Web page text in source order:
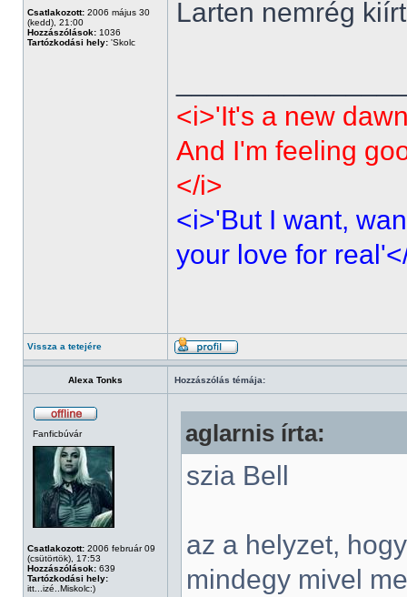
Csatlakozott: 2006 május 30
(kedd), 21:00
Hozzászólások: 1036
Tartózkodási hely: 'Skolc
Larten nemrég
<i>'It's a new
And I'm feeling
</i>
<i>'But I want,
your love for
Vissza a tetejére
Alexa Tonks Hozzászólás témája:
Fanficbúvár
Csatlakozott: 2006 február 09
(csütörtök), 17:53
Hozzászólások: 639
Tartózkodási hely:
itt...izé..Miskolc:)
aglarnis írta:
szia Bell
az a helyzet,
mindegy mivel